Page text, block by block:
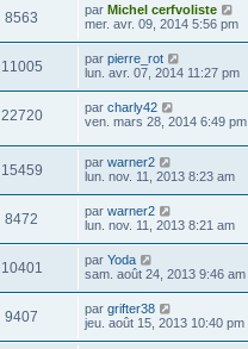
8563 par Michel cerfvoliste
mer. avr. 09, 2014 5:56 pm
11005 par pierre_rot
lun. avr. 07, 2014 11:27 pm
22720 par charly42
ven. mars 28, 2014 6:49 pm
15459 par warner2
lun. nov. 11, 2013 8:23 am
8472 par warner2
lun. nov. 11, 2013 8:21 am
10401 par Yoda
sam. août 24, 2013 9:46 am
9407 par grifter38
jeu. août 15, 2013 10:40 pm